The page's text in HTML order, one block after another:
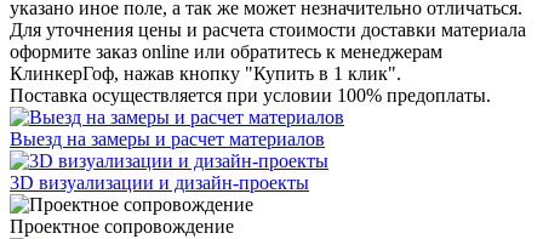
указано иное поле, а так же может незначительно отличаться.
Для уточнения цены и расчета стоимости доставки материала
оформите заказ online или обратитесь к менеджерам
КлинкерГоф, нажав кнопку "Купить в 1 клик".
Поставка осуществляется при условии 100% предоплаты.
Выезд на замеры и расчет материалов
3D визуализации и дизайн-проекты
Проектное сопровождение